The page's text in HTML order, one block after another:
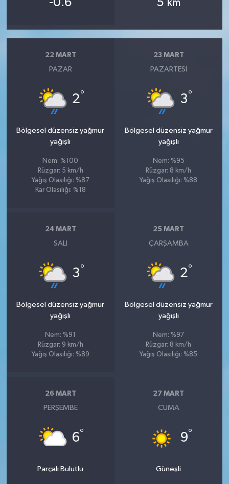
km
22 MART
PAZAR
2°
Bölgesel düzensiz yağmur
yağışlı
Nem: %100
Rüzgar: 5 km/h
Yağış Olasılığı: %87
Kar Olasılığı: %18
23 MART
PAZARTESI
3°
Bölgesel düzensiz yağmur
yağışlı
Nem: %95
Rüzgar: 8 km/h
Yağış Olasılığı: %88
24 MART
SALI
3°
Bölgesel düzensiz yağmur
yağışlı
Nem: %91
Rüzgar: 9 km/h
Yağış Olasılığı: %89
25 MART
ÇARŞAMBA
2°
Bölgesel düzensiz yağmur
yağışlı
Nem: %97
Rüzgar: 8 km/h
Yağış Olasılığı: %85
26 MART
PERŞEMBE
6°
Parçalı Bulutlu
27 MART
CUMA
9°
Güneşli